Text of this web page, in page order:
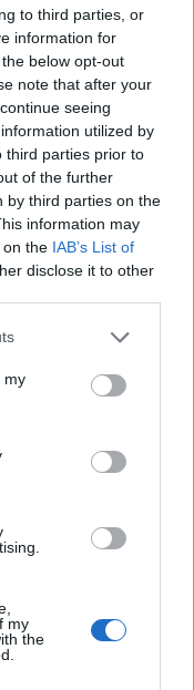
to third parties, or
information for
below opt-out
note that after your
seeing
utilized by
third parties prior to
of the further
by third parties on the
information may
on the IAB’s List of
disclose it to other
my
my
the
szerint az orosz
2024 júliusa
Ciprus és
vizeken – írja
orosz Aframax
része,
orosz olajexportra
veszélyt jelentenek,
olaj eredetének